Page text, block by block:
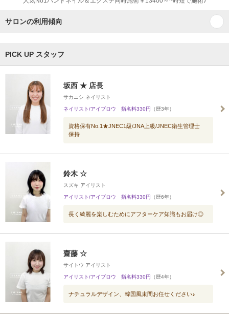
サロンの利用傾向
PICK UP スタッフ
坂西 ★ 店長
サカニシ ネイリスト
ネイリスト/アイブロウ 指名料330円 （歴3年）
資格保有No.1★JNEC1級/JNA上級/JNEC衛生管理士
保持
鈴木 ☆
スズキ アイリスト
アイリスト/アイブロウ 指名料330円 （歴6年）
長く綺麗を楽しむためにアフターケア知識もお届け◎
齋藤 ☆
サイトウ アイリスト
アイリスト/アイブロウ 指名料330円 （歴4年）
ナチュラルデザイン、韓国風束間お任せください♪